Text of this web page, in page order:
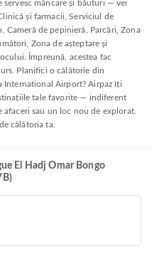
servesc mâncare și băuturi — vei
și farmacii, Serviciul de
Cameră de pepinieră, Parcări, Zona
Zona de așteptare și
Împreună, acestea fac
Planifici o călătorie din
International Airport? Airpaz îți
tale favorite — indiferent
afaceri sau un loc nou de explorat.
călătoria ta.
El Hadj Omar Bongo